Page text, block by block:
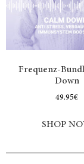
Frequenz-
Down
49.95€
SHOP